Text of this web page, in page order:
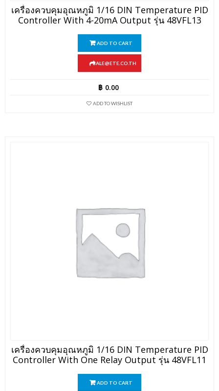
เครื่องควบคุมอุณหภูมิ 1/16 DIN Temperature PID
Controller With 4-20mA Output รุ่น 48VFL13
ADD TO CART
SALE@ETE.CO.TH
฿ 0.00
ADD TO WISHLIST
เครื่องควบคุมอุณหภูมิ 1/16 DIN Temperature PID
Controller With One Relay Output รุ่น 48VFL11
ADD TO CART